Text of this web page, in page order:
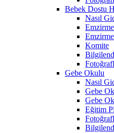
Bebek Dostu
Nasıl
Komite
Gebe Okulu
Nasıl
Gebe
Gebe
Eğitim